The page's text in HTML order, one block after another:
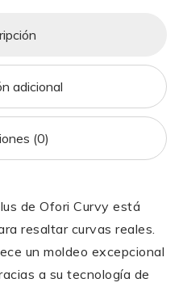
a
rti
r
adicional
(0)
de Ofori Curvy está
resaltar curvas reales.
un moldeo excepcional
a su tecnología de